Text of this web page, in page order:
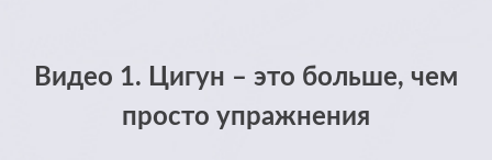
Видео 1. Цигун – это больше, чем
просто упражнения